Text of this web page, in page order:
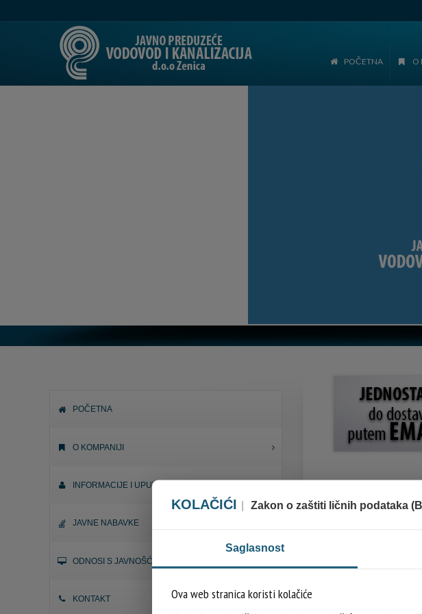
POČETNA O
POČETNA
O KOMPANIJI
INFORMACIJE I UPUTE
JAVNE NABAVKE
ODNOSI S JAVNOŠĆU
KONTAKT
KOLAČIĆI Zakon o zaštiti ličnih podataka
Saglasnost
Ova web stranica koristi kolačiće